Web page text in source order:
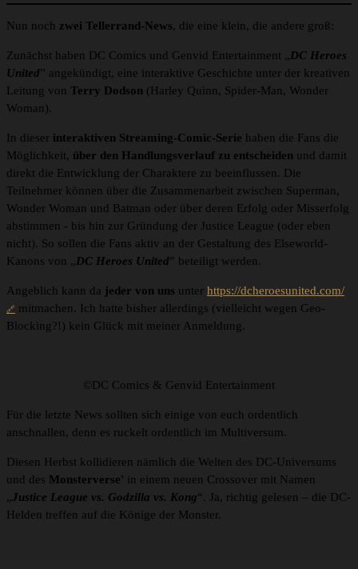
Nun noch zwei Tellerrand-News, die eine klein, die andere groß:
Zunächst haben DC Comics und Genvid Entertainment „ DC Heroes
United” angekündigt, eine interaktive Geschichte unter der kreativen
Leitung von Terry Dodson (Harley Quinn, Spider-Man, Wonder
Woman).
In dieser interaktiven Streaming-Comic-Serie haben die Fans die
Möglichkeit, über den Handlungsverlauf zu entscheiden und damit
direkt die Entwicklung der Charaktere zu beeinflussen. Die
Teilnehmer können über die Zusammenarbeit zwischen Superman,
Wonder Woman und Batman oder über deren Erfolg oder Misserfolg
abstimmen - bis hin zur Gründung der Justice League (oder eben
nicht). So sollen die Fans aktiv an der Gestaltung des Elseworld-
Kanons von „ DC Heroes United” beteiligt werden.
Angeblich kann da jeder von uns unter https://dcheroesunited.com/
mitmachen. Ich hatte bisher allerdings (vielleicht wegen Geo-
Blocking?!) kein Glück mit meiner Anmeldung.
©DC Comics & Genvid Entertainment
Für die letzte News sollten sich einige von euch ordentlich
anschnallen, denn es ruckelt ordentlich im Multiversum.
Diesen Herbst kollidieren nämlich die Welten des DC-Universums
und des Monsterverse' in einem neuen Crossover mit Namen
„Justice League vs. Godzilla vs. Kong“. Ja, richtig gelesen – die DC-
Helden treffen auf die Könige der Monster.